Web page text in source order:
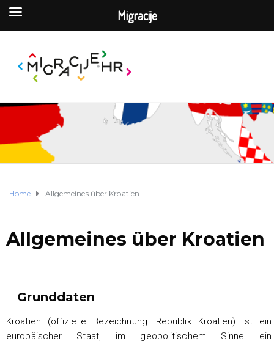
Home Allgemeines über Kroatien
Allgemeines über Kroatien
Grunddaten
Kroatien (offizielle Bezeichnung: Republik Kroatien) ist ein
europäischer Staat, im geopolitischem Sinne ein
Migracije